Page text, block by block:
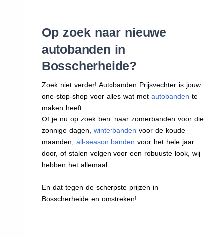
Op zoek naar nieuwe
autobanden in
Bosscherheide?
Zoek niet verder! Autobanden Prijsvechter is jouw
one-stop-shop voor alles wat met autobanden te
maken heeft.
Of je nu op zoek bent naar zomerbanden voor die
zonnige dagen, winterbanden voor de koude
maanden, all-season banden voor het hele jaar
door, of stalen velgen voor een robuuste look, wij
hebben het allemaal.
En dat tegen de scherpste prijzen in
Bosscherheide en omstreken!